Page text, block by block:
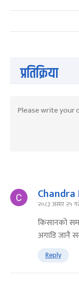
प्रतिक्रिया
Chandra
२०८३ असार २५
किसानको
अगाडि जानै
Reply